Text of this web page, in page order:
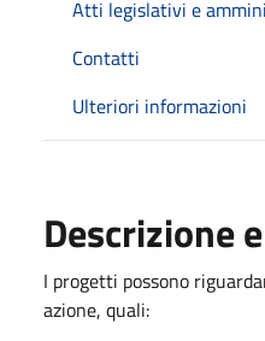
Atti legislativi e
Contatti
Ulteriori informazioni
Descrizione
I progetti possono
azione, quali: